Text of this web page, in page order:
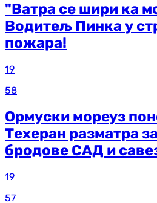
"Ватра се шири ка
Водитељ Пинка у
пожара!
19
58
Ормуски мореуз
Техеран разматра
бродове САД и
19
57